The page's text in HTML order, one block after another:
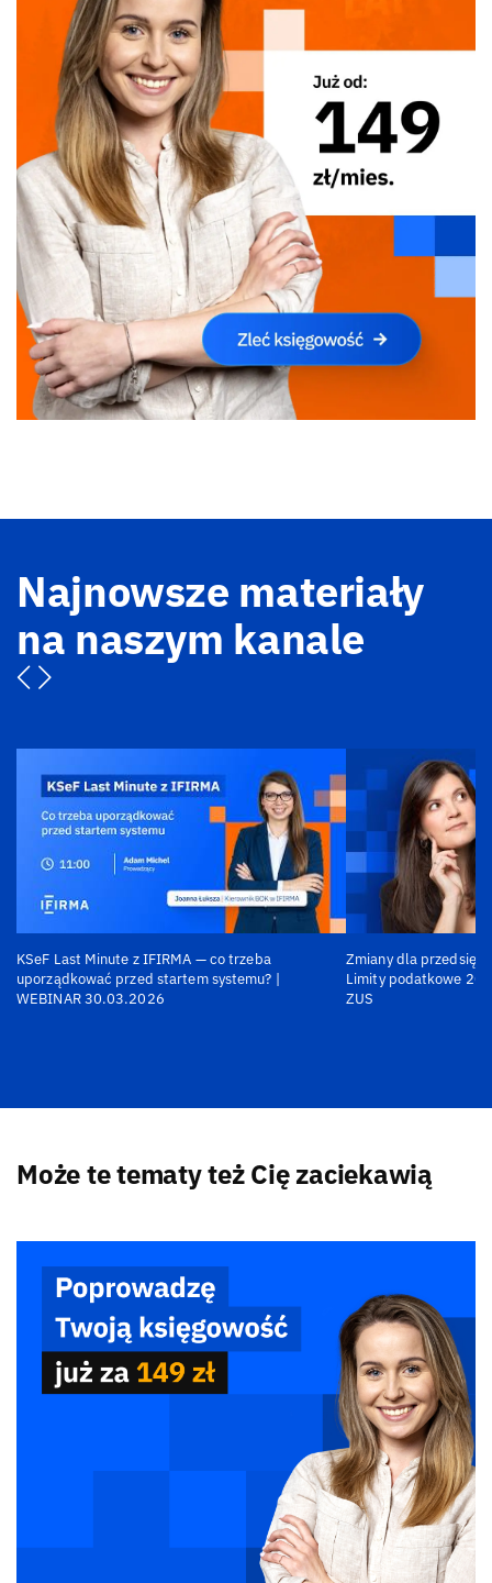
Najnowsze materiały
na naszym kanale
KSeF Last Minute z IFIRMA — co trzeba
uporządkować przed startem systemu? |
WEBINAR 30.03.2026
Zmiany dla
Limity podatkowe
ZUS
Może te tematy też Cię zaciekawią